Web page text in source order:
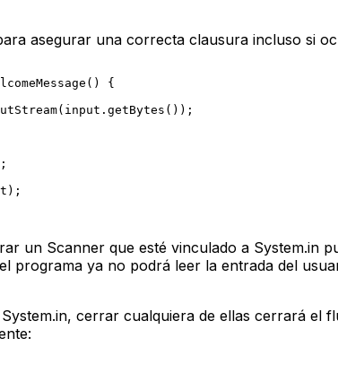
asegurar una correcta clausura incluso si
()
{
(input.getBytes());
un Scanner que esté vinculado a System.in
programa ya no podrá leer la entrada del
System.in, cerrar cualquiera de ellas cerrará el